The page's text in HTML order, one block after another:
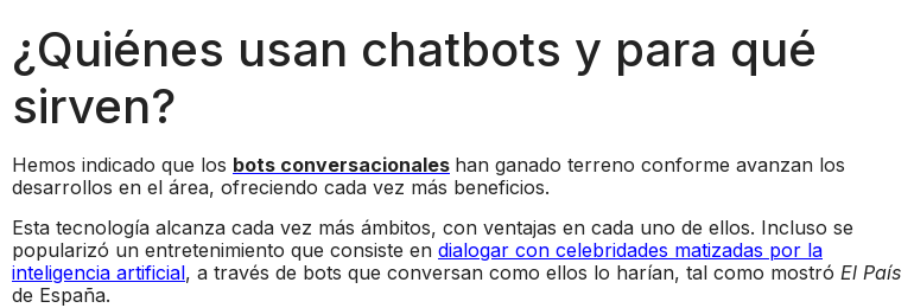
¿Quiénes usan chatbots y para qué
sirven?
Hemos indicado que los bots conversacionales han ganado terreno conforme avanzan los
desarrollos en el área, ofreciendo cada vez más beneficios.
Esta tecnología alcanza cada vez más ámbitos, con ventajas en cada uno de ellos. Incluso se
popularizó un entretenimiento que consiste en dialogar con celebridades matizadas por la
inteligencia artificial, a través de bots que conversan como ellos lo harían, tal como mostró El País
de España.